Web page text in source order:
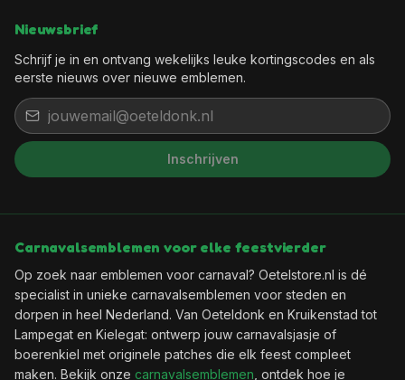
Nieuwsbrief
Schrijf je in en ontvang wekelijks leuke kortingscodes en als
eerste nieuws over nieuwe emblemen.
Inschrijven
Carnavalsemblemen voor elke feestvierder
Op zoek naar emblemen voor carnaval? Oetelstore.nl is dé
specialist in unieke carnavalsemblemen voor steden en
dorpen in heel Nederland. Van Oeteldonk en Kruikenstad tot
Lampegat en Kielegat: ontwerp jouw carnavalsjasje of
boerenkiel met originele patches die elk feest compleet
maken. Bekijk onze carnavalsemblemen , ontdek hoe je